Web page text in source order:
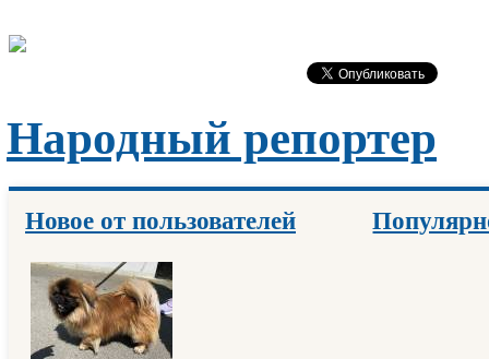
Народный репортер
Новое от пользователей